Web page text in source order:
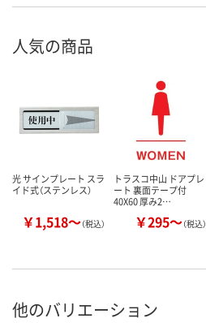
人気の商品
光 サインプレート スラ
イド式（ステンレス）
￥1,518～（税込）
トラスコ中山 ドアプレ
ート 裏面テープ付
40X60 厚み2…
￥295～（税込）
他のバリエーション